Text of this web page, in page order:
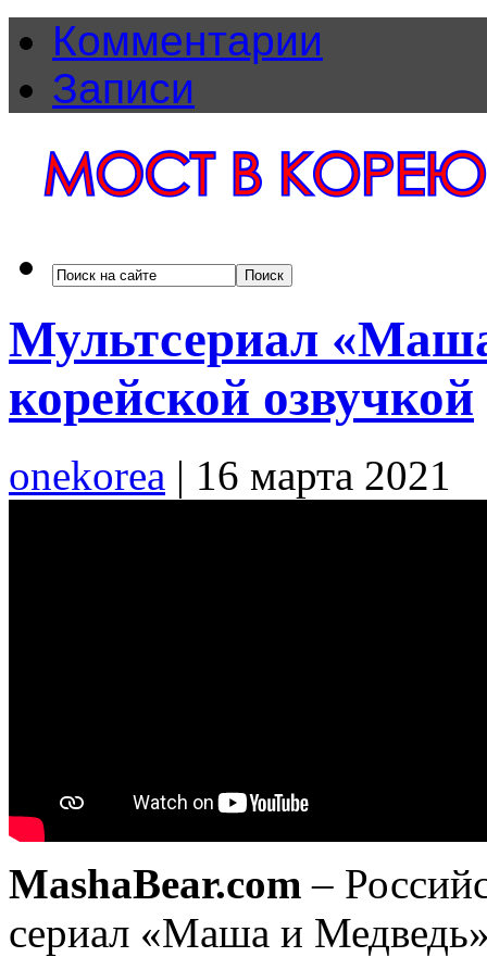
Комментарии
Записи
Мультсериал
корейской озвучкой
onekorea | 16 марта 2021
MashaBear.com –
сериал «Маша и